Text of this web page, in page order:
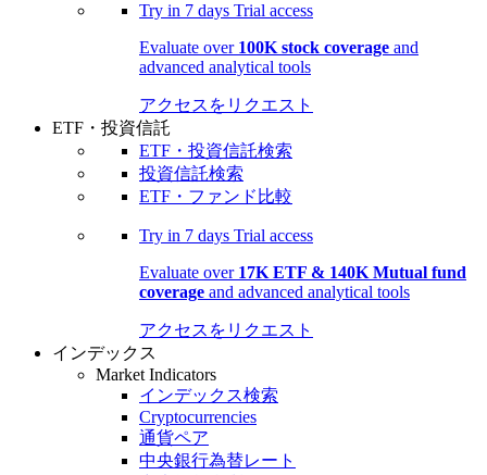
Try in 7 days Trial access
Evaluate over 100K stock coverage and
advanced analytical tools
アクセスをリクエスト
ETF・投資信託
ETF・投資信託検索
投資信託検索
ETF・ファンド比較
Try in 7 days Trial access
Evaluate over 17K ETF & 140K Mutual fund
coverage and advanced analytical tools
アクセスをリクエスト
インデックス
Market Indicators
インデックス検索
Cryptocurrencies
通貨ペア
中央銀行為替レート